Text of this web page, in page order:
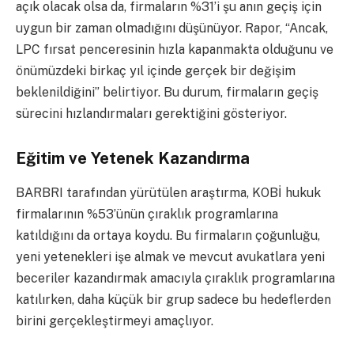
açık olacak olsa da, firmaların %31’i şu anın geçiş için
uygun bir zaman olmadığını düşünüyor. Rapor, “Ancak,
LPC fırsat penceresinin hızla kapanmakta olduğunu ve
önümüzdeki birkaç yıl içinde gerçek bir değişim
beklenildiğini” belirtiyor. Bu durum, firmaların geçiş
sürecini hızlandırmaları gerektiğini gösteriyor.
Eğitim ve Yetenek Kazandırma
BARBRI tarafından yürütülen araştırma, KOBİ hukuk
firmalarının %53’ünün çıraklık programlarına
katıldığını da ortaya koydu. Bu firmaların çoğunluğu,
yeni yetenekleri işe almak ve mevcut avukatlara yeni
beceriler kazandırmak amacıyla çıraklık programlarına
katılırken, daha küçük bir grup sadece bu hedeflerden
birini gerçekleştirmeyi amaçlıyor.